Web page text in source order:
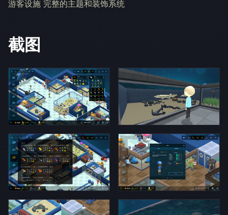
游客设施 完整的主题和装饰系统
截图